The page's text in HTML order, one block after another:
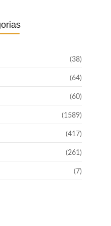
(38)
(64)
(60)
(1589)
(417)
(261)
(7)